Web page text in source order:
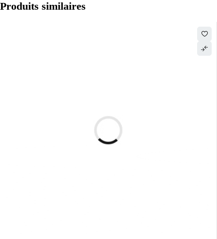
Produits similaires